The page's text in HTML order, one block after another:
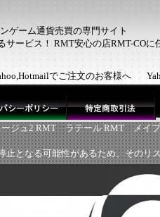
ゲーム通貨売買の専門サイト
サービス！ RMT安心の店RMT-COに
でご注文のお客様へ
ジュ2 RMT ラテール RMT
メイ
となる可能性があるため、そのリ